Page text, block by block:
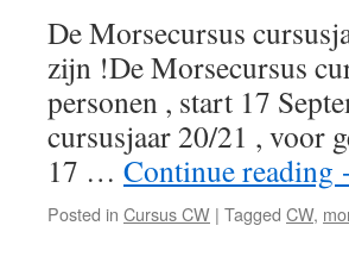
De Morsecursus
zijn !De Morsecursus
personen , start 17
cursusjaar 20/21 , voor
17 … Continue reading
Posted in Cursus CW | Tagged CW,